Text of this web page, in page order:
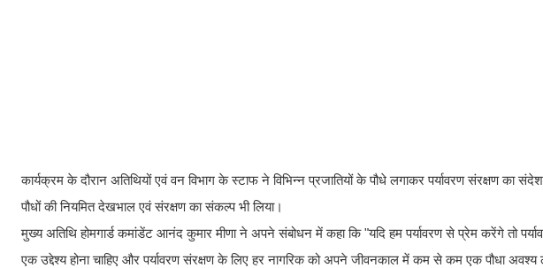
कार्यक्रम के दौरान अतिथियों एवं वन विभाग के स्टाफ ने विभिन्न प्रजातियों के पौधे लगाकर पर्यावरण संरक्षण का
पौधों की नियमित देखभाल एवं संरक्षण का संकल्प भी लिया।
मुख्य अतिथि होमगार्ड कमांडेंट आनंद कुमार मीणा ने अपने संबोधन में कहा कि "यदि हम पर्यावरण से प्रेम करेंगे तो
एक उद्देश्य होना चाहिए और पर्यावरण संरक्षण के लिए हर नागरिक को अपने जीवनकाल में कम से कम एक पौधा अवश्य